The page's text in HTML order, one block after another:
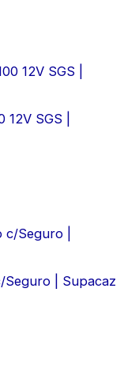
SGS |
Seguro | Supacaz